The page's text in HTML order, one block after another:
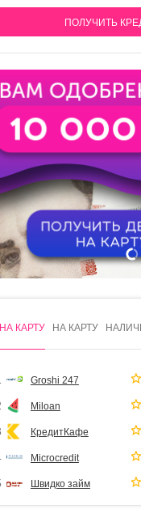
ПОЛУЧИТЬ
1
НА КАРТУ НА КАРТУ
Groshi 247
Miloan
КредитКафе
Microcredit
Швидко займ